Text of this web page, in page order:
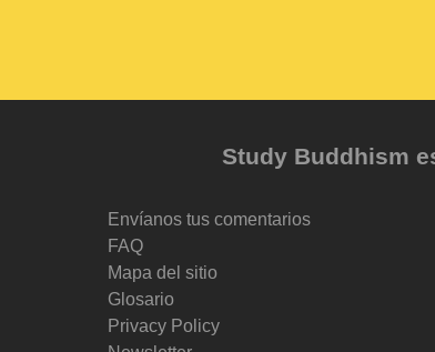
Study Buddhism
Envíanos tus comentarios
FAQ
Mapa del sitio
Glosario
Privacy Policy